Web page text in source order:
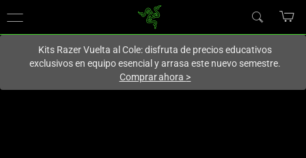
En este momento estás en el sitio de
Kits Razer Vuelta al Cole: disfruta de precios educativos
exclusivos en equipo esencial y arrasa este nuevo semestre.
Comprar ahora >